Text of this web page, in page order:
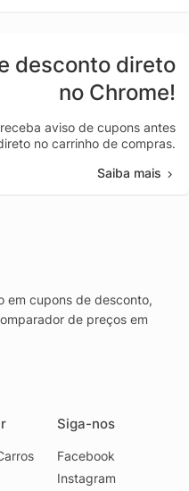
desconto direto
no Chrome!
aviso de cupons antes
no carrinho de compras.
Saiba mais
em cupons de desconto,
de preços em
Siga-nos
Facebook
Instagram